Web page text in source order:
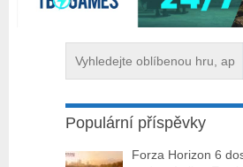
Populární příspěvky
Forza Horizon 6